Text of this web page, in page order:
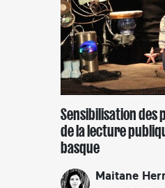
Sensibilisation des
de la lecture
basque
Maitane